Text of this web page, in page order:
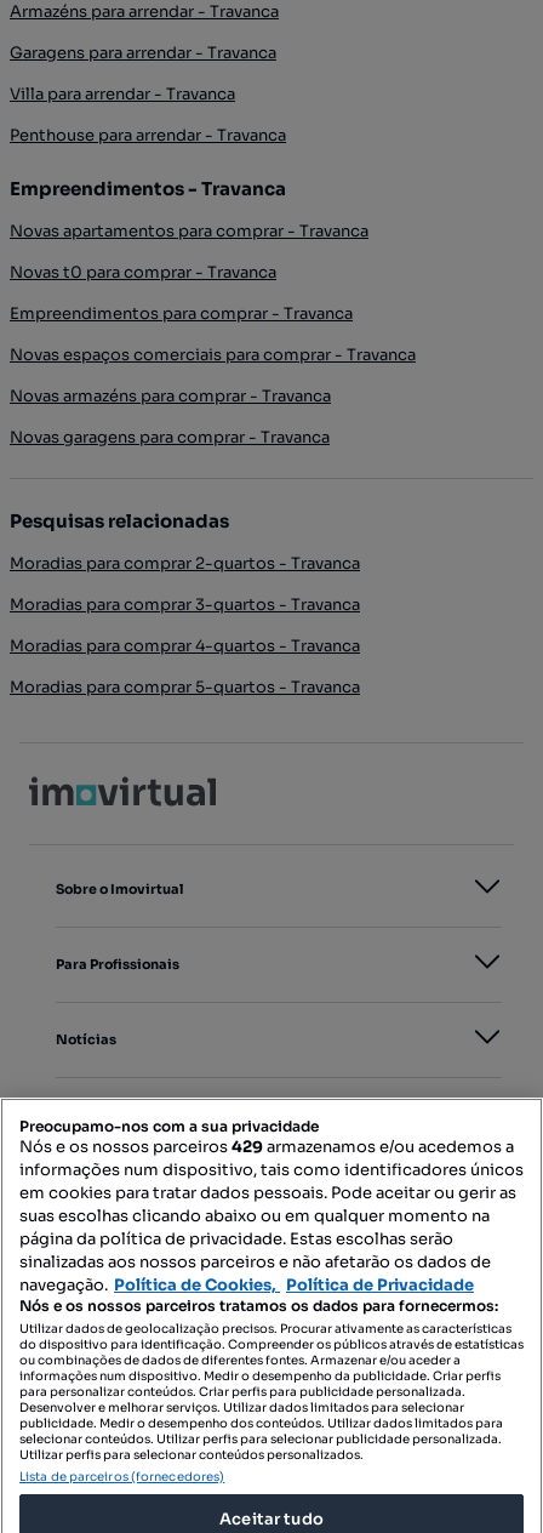
Armazéns para arrendar - Travanca
Garagens para arrendar - Travanca
Villa para arrendar - Travanca
Penthouse para arrendar - Travanca
Empreendimentos - Travanca
Novas apartamentos para comprar - Travanca
Novas t0 para comprar - Travanca
Empreendimentos para comprar - Travanca
Novas espaços comerciais para comprar - Travanca
Novas armazéns para comprar - Travanca
Novas garagens para comprar - Travanca
Pesquisas relacionadas
Moradias para comprar 2-quartos - Travanca
Moradias para comprar 3-quartos - Travanca
Moradias para comprar 4-quartos - Travanca
Moradias para comprar 5-quartos - Travanca
Sobre o Imovirtual
Para Profissionais
Notícias
Mapa do Site
Contacte-nos
SIGA-NOS:
DESCARREGAR NA:
Preocupamo-nos com a sua privacidade
Nós e os nossos parceiros429armazenamos e/ou acedemos a
informações num dispositivo, tais como identificadores únicos
em cookies para tratar dados pessoais. Pode aceitar ou gerir as
suas escolhas clicando abaixo ou em qualquer momento na
página da política de privacidade. Estas escolhas serão
sinalizadas aos nossos parceiros e não afetarão os dados de
navegação. Política de Cookies, Política de Privacidade
Nós e os nossos parceiros tratamos os dados para fornecermos:
Utilizar dados de geolocalização precisos. Procurar ativamente as características
do dispositivo para identificação. Compreender os públicos através de estatísticas
ou combinações de dados de diferentes fontes. Armazenar e/ou aceder a
informações num dispositivo. Medir o desempenho da publicidade. Criar perfis
para personalizar conteúdos. Criar perfis para publicidade personalizada.
Desenvolver e melhorar serviços. Utilizar dados limitados para selecionar
publicidade. Medir o desempenho dos conteúdos. Utilizar dados limitados para
selecionar conteúdos. Utilizar perfis para selecionar publicidade personalizada.
Utilizar perfis para selecionar conteúdos personalizados.
Lista de parceiros (fornecedores)
Aceitar tudo